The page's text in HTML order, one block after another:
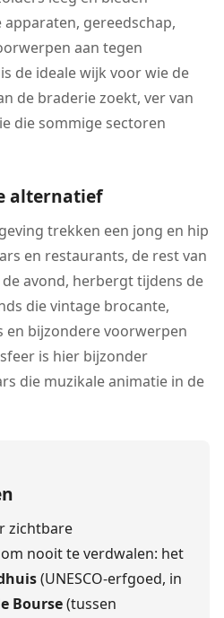
gereedschap,
aan tegen
de ideale wijk voor wie de
de braderie zoekt, ver van
die sommige sectoren
alternatief
trekken een jong en hip
en restaurants, de rest van
avond, herbergt tijdens de
die vintage brocante,
en bijzondere voorwerpen
is hier bijzonder
die muzikale animatie in de
zichtbare
nooit te verdwalen: het
(UNESCO-erfgoed, in
Bourse(tussen